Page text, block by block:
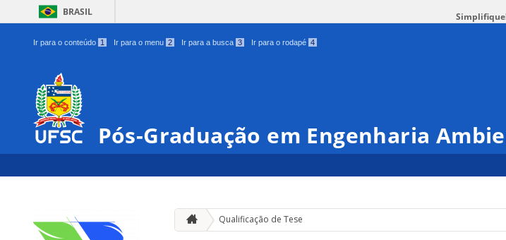
BRASIL
Ir para o conteúdo 1 Ir para o menu 2 Ir para a busca 3 Ir para o rodapé 4
Pós-Graduação em Engenharia
Qualificação de Tese